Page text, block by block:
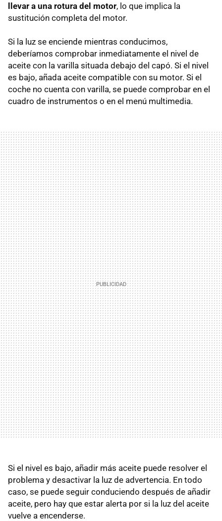
llevar a una rotura del motor, lo que implica la
sustitución completa del motor.
Si la luz se enciende mientras conducimos,
deberíamos comprobar inmediatamente el nivel de
aceite con la varilla situada debajo del capó. Si el nivel
es bajo, añada aceite compatible con su motor. Si el
coche no cuenta con varilla, se puede comprobar en el
cuadro de instrumentos o en el menú multimedia.
Si el nivel es bajo, añadir más aceite puede resolver el
problema y desactivar la luz de advertencia. En todo
caso, se puede seguir conduciendo después de añadir
aceite, pero hay que estar alerta por si la luz del aceite
vuelve a encenderse.